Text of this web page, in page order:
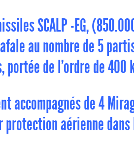
SCALP -EG,
au nombre de 5
de l’ordre de 400
accompagnés de 4
aérienne